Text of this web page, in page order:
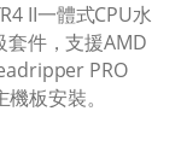
II一體式CPU水
套件，支援AMD
PRO
板安裝。